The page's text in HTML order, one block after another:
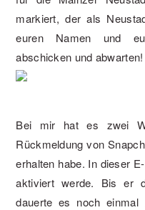
markiert, der als
euren Namen und
abschicken und abwarten!
Bei mir hat es zwei
Rückmeldung von
erhalten habe. In dieser
aktiviert werde. Bis er
dauerte es noch